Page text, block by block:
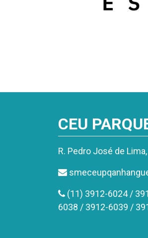
CEU
R. Pedro José de
(11) 3912-6024 /
6038 / 3912-6039 /